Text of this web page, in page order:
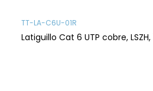
TT-LA-C6U-01R
Latiguillo Cat 6 UTP cobre,